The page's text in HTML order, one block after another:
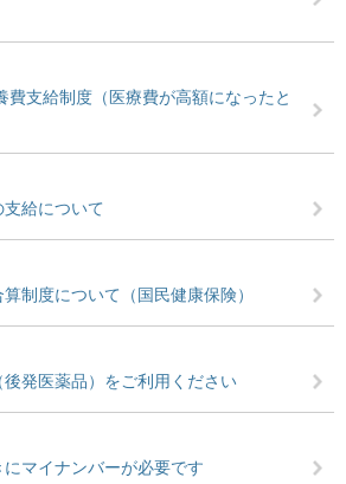
費支給制度（医療費が高額になったと
給について
制度について（国民健康保険）
発医薬品）をご利用ください
マイナンバーが必要です